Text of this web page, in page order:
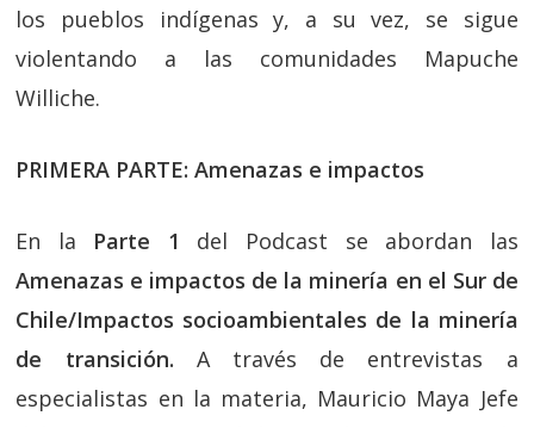
los pueblos indígenas y, a su vez, se sigue
violentando a las comunidades Mapuche
Williche.
PRIMERA PARTE: Amenazas e impactos
En la Parte 1 del Podcast se abordan las
Amenazas e impactos de la minería en el Sur de
Chile/Impactos socioambientales de la minería
de transición. A través de entrevistas a
especialistas en la materia, Mauricio Maya Jefe